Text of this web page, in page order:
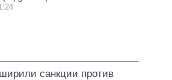
санкции против